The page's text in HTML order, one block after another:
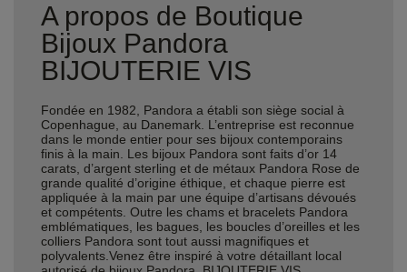
A propos de Boutique
Bijoux Pandora
BIJOUTERIE VIS
Fondée en 1982, Pandora a établi son siège social à
Copenhague, au Danemark. L’entreprise est reconnue
dans le monde entier pour ses bijoux contemporains
finis à la main. Les bijoux Pandora sont faits d’or 14
carats, d’argent sterling et de métaux Pandora Rose de
grande qualité d’origine éthique, et chaque pierre est
appliquée à la main par une équipe d’artisans dévoués
et compétents. Outre les chams et bracelets Pandora
emblématiques, les bagues, les boucles d’oreilles et les
colliers Pandora sont tout aussi magnifiques et
polyvalents.Venez être inspiré à votre détaillant local